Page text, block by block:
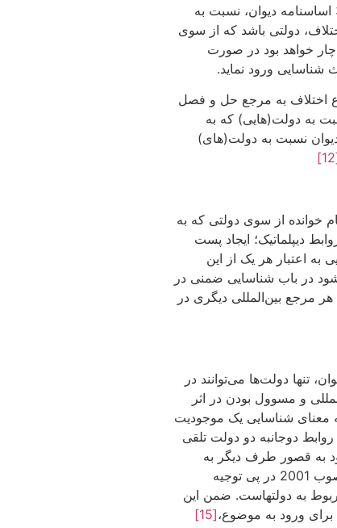
چاره‌ای جز ورود به موضوع شناسایی نداشته باشد. به عنوان مثال، هند و جیبوتی در اعلامیه پذیرش صلاحیت اجباری دیوان ذیل بند 2 ماده 36 اساسنامه دیوان، نسبت به
دولتی باشد که از سوی
خواهد بود در صورت
ورود نماید.
اختلاف به مرجع حل و فصل
به دولت‌(هایی) که به
نسبت به دولت‌(های)
خوانده از سوی دولتی که به
دیپلماتیک؛ ایجاد پست
به اعتبار هر یک از این
در باب شناسایی ضمنی در
مرجع بین‌المللی دیگری در
تنها دولت‌ها می‌توانند در
و مسوول بودن در اثر
معنای شناسایی یک موجودیت
دوجانبه دو دولت تلقی
به قصور طرف دیگر به
عنوان دولت عضو معاهده مورد استناد اشاره خواهند کرد و بر اساس طرح کمیسیون حقوق بین‌الملل در باب مسوولیت بین‌المللی دولت‌ها مصوب 2001 در پی توجیه
به دولتهاست. ضمن این
ورود به موضوع،[15]